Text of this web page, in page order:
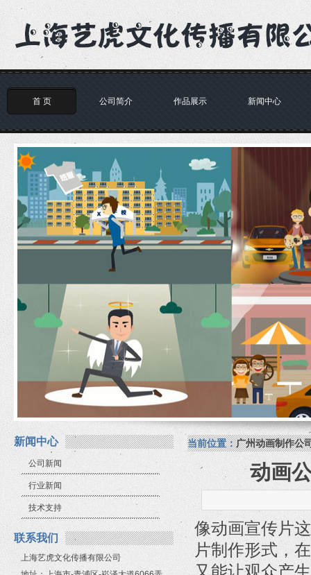
首 页 公司简介 作品展示 新闻中心
新闻中心
公司新闻
行业新闻
技术支持
联系我们
上海艺虎文化传播有限公司
当前位置：广州动画制作公
动画
像动画宣传片
片制作形式，
又能让观众产